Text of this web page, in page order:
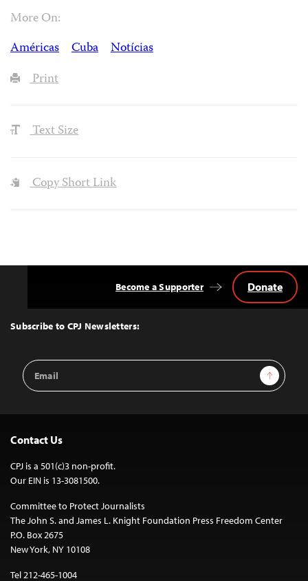
More On:
Américas
Cuba
Notícias
Print
Text Size
Copy Short Link
Top
Subscribe to CPJ Newsletters:
Email
Address
Sign Up
Become a Supporter Donate
Contact Us
CPJ is a 501(c)3 non-profit.
Our EIN is 13-3081500.
Committee to Protect Journalists
The John S. and James L. Knight Foundation Press Freedom Center
P.O. Box 2675
New York, NY 10108
Tel 212-465-1004